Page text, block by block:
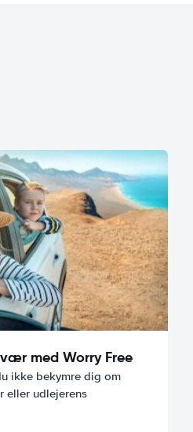
med Worry Free
ikke bekymre dig om
eller udlejerens